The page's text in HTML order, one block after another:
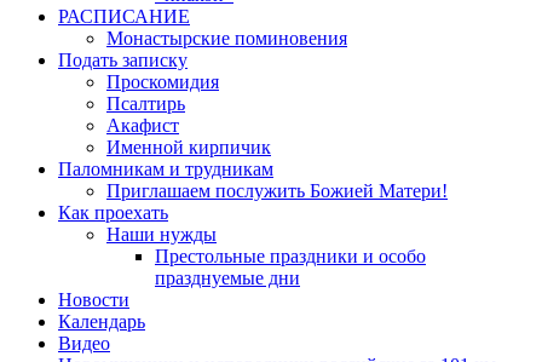
РАСПИСАНИЕ
Монастырские поминовения
Подать записку
Проскомидия
Псалтирь
Акафист
Именной кирпичик
Паломникам и трудникам
Приглашаем послужить Божией Матери!
Как проехать
Наши нужды
Престольные праздники и особо
празднуемые дни
Новости
Календарь
Видео